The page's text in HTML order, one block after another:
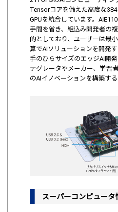
Tensorコアを備えた高度な
GPUを統合しています。
手間を省き、組込み開発者の
的としており、ユーザーは最
算でAIソリューションを開発
手のひらサイズのエッジAI開
テグレータやメーカー、学習
のAIイノベーションを構築する
スーパーコンピュータ